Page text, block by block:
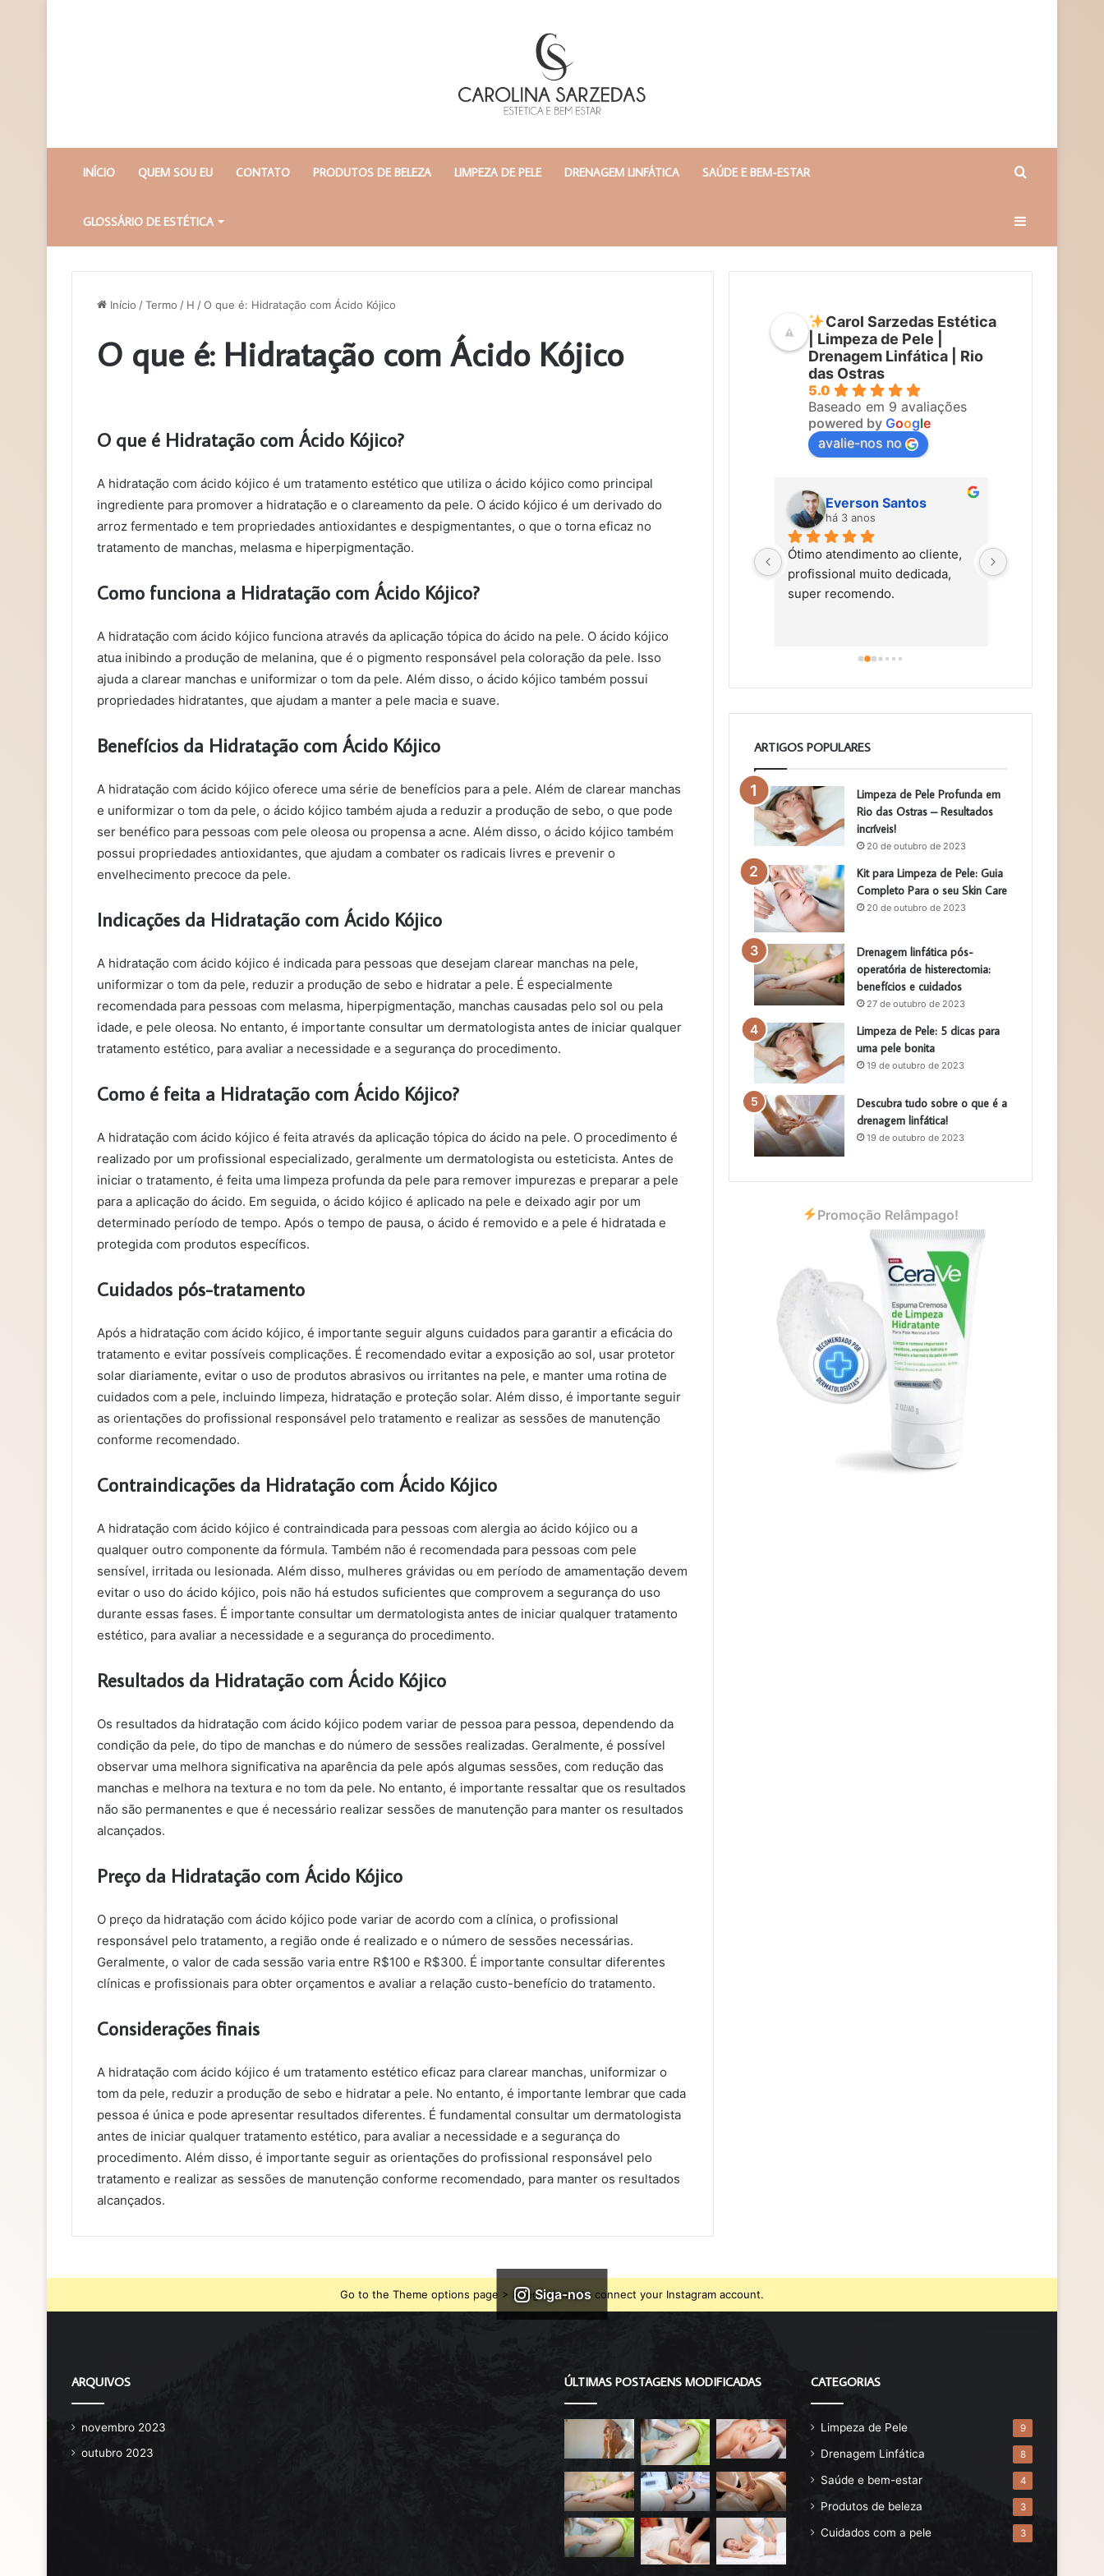
INÍCIO QUEM SOU EU CONTATO PRODUTOS DE BELEZA LIMPEZA DE PELE DRENAGEM LINFÁTICA SAÚDE E BEM-ESTAR
GLOSSÁRIO DE ESTÉTICA
Lateral
Início /Termo / H /O que é: Hidratação com Ácido Kójico
O que é: Hidratação com Ácido Kójico
O que é Hidratação com Ácido Kójico?
A hidratação com ácido kójico é um tratamento estético que utiliza o ácido kójico como principal
ingrediente para promover a hidratação e o clareamento da pele. O ácido kójico é um derivado do
arroz fermentado e tem propriedades antioxidantes e despigmentantes, o que o torna eficaz no
tratamento de manchas, melasma e hiperpigmentação.
Como funciona a Hidratação com Ácido Kójico?
A hidratação com ácido kójico funciona através da aplicação tópica do ácido na pele. O ácido kójico
atua inibindo a produção de melanina, que é o pigmento responsável pela coloração da pele. Isso
ajuda a clarear manchas e uniformizar o tom da pele. Além disso, o ácido kójico também possui
propriedades hidratantes, que ajudam a manter a pele macia e suave.
Benefícios da Hidratação com Ácido Kójico
A hidratação com ácido kójico oferece uma série de benefícios para a pele. Além de clarear manchas
e uniformizar o tom da pele, o ácido kójico também ajuda a reduzir a produção de sebo, o que pode
ser benéfico para pessoas com pele oleosa ou propensa a acne. Além disso, o ácido kójico também
possui propriedades antioxidantes, que ajudam a combater os radicais livres e prevenir o
envelhecimento precoce da pele.
Indicações da Hidratação com Ácido Kójico
A hidratação com ácido kójico é indicada para pessoas que desejam clarear manchas na pele,
uniformizar o tom da pele, reduzir a produção de sebo e hidratar a pele. É especialmente
recomendada para pessoas com melasma, hiperpigmentação, manchas causadas pelo sol ou pela
idade, e pele oleosa. No entanto, é importante consultar um dermatologista antes de iniciar qualquer
tratamento estético, para avaliar a necessidade e a segurança do procedimento.
Como é feita a Hidratação com Ácido Kójico?
A hidratação com ácido kójico é feita através da aplicação tópica do ácido na pele. O procedimento é
realizado por um profissional especializado, geralmente um dermatologista ou esteticista. Antes de
iniciar o tratamento, é feita uma limpeza profunda da pele para remover impurezas e preparar a pele
para a aplicação do ácido. Em seguida, o ácido kójico é aplicado na pele e deixado agir por um
determinado período de tempo. Após o tempo de pausa, o ácido é removido e a pele é hidratada e
protegida com produtos específicos.
Cuidados pós-tratamento
Após a hidratação com ácido kójico, é importante seguir alguns cuidados para garantir a eficácia do
tratamento e evitar possíveis complicações. É recomendado evitar a exposição ao sol, usar protetor
solar diariamente, evitar o uso de produtos abrasivos ou irritantes na pele, e manter uma rotina de
cuidados com a pele, incluindo limpeza, hidratação e proteção solar. Além disso, é importante seguir
as orientações do profissional responsável pelo tratamento e realizar as sessões de manutenção
conforme recomendado.
Contraindicações da Hidratação com Ácido Kójico
A hidratação com ácido kójico é contraindicada para pessoas com alergia ao ácido kójico ou a
qualquer outro componente da fórmula. Também não é recomendada para pessoas com pele
sensível, irritada ou lesionada. Além disso, mulheres grávidas ou em período de amamentação devem
evitar o uso do ácido kójico, pois não há estudos suficientes que comprovem a segurança do uso
durante essas fases. É importante consultar um dermatologista antes de iniciar qualquer tratamento
estético, para avaliar a necessidade e a segurança do procedimento.
Resultados da Hidratação com Ácido Kójico
Os resultados da hidratação com ácido kójico podem variar de pessoa para pessoa, dependendo da
condição da pele, do tipo de manchas e do número de sessões realizadas. Geralmente, é possível
observar uma melhora significativa na aparência da pele após algumas sessões, com redução das
manchas e melhora na textura e no tom da pele. No entanto, é importante ressaltar que os resultados
não são permanentes e que é necessário realizar sessões de manutenção para manter os resultados
alcançados.
Preço da Hidratação com Ácido Kójico
O preço da hidratação com ácido kójico pode variar de acordo com a clínica, o profissional
responsável pelo tratamento, a região onde é realizado e o número de sessões necessárias.
Geralmente, o valor de cada sessão varia entre R$100 e R$300. É importante consultar diferentes
clínicas e profissionais para obter orçamentos e avaliar a relação custo-benefício do tratamento.
Considerações finais
A hidratação com ácido kójico é um tratamento estético eficaz para clarear manchas, uniformizar o
tom da pele, reduzir a produção de sebo e hidratar a pele. No entanto, é importante lembrar que cada
pessoa é única e pode apresentar resultados diferentes. É fundamental consultar um dermatologista
antes de iniciar qualquer tratamento estético, para avaliar a necessidade e a segurança do
procedimento. Além disso, é importante seguir as orientações do profissional responsável pelo
tratamento e realizar as sessões de manutenção conforme recomendado, para manter os resultados
alcançados.
Carol Sarzedas Estética
| Limpeza de Pele |
Drenagem Linfática | Rio
das Ostras
5.0
Baseado em 9 avaliações
powered by Google
avalie-nos no
Tomohiko Iwai Everson Santos
há 3 anos
Ótimo atendimento ao cliente,
profissional muito dedicada,
super recomendo.
aromaterapia,
terapias
ARTIGOS POPULARES
Limpeza de Pele Profunda em
Rio das Ostras – Resultados
incríveis!
20 de outubro de 2023
Kit para Limpeza de Pele: Guia
Completo Para o seu Skin Care
20 de outubro de 2023
Drenagem linfática pós-
operatória de histerectomia:
benefícios e cuidados
27 de outubro de 2023
Limpeza de Pele: 5 dicas para
uma pele bonita
19 de outubro de 2023
Descubra tudo sobre o que é a
drenagem linfática!
19 de outubro de 2023
Promoção Relâmpago!
Siga-nos
Go to the Theme options page > Integrations, to connect your Instagram account.
ARQUIVOS
novembro 2023
outubro 2023
ÚLTIMAS POSTAGENS MODIFICADAS CATEGORIAS
Limpeza de Pele 9
Drenagem Linfática 8
Saúde e bem-estar 4
Produtos de beleza 3
Cuidados com a pele 3